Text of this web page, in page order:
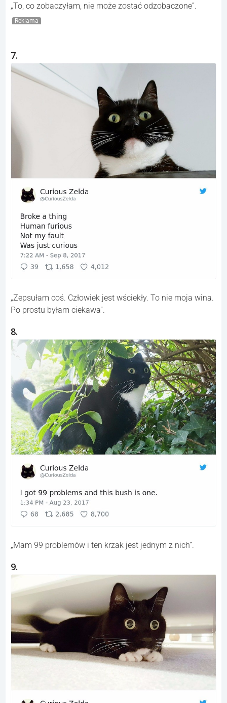
„To, co zobaczyłam, nie może zostać odzobaczone”.
Reklama
7.
„Zepsułam coś. Człowiek jest wściekły. To nie moja wina.
Po prostu byłam ciekawa”.
8.
„Mam 99 problemów i ten krzak jest jednym z nich”.
9.